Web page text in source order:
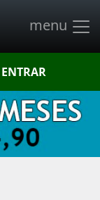
menu
ENTRAR